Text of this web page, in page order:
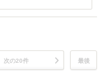
もってご対応させてい
き続きさせていただき
ければと思いますので
次の20件 最後